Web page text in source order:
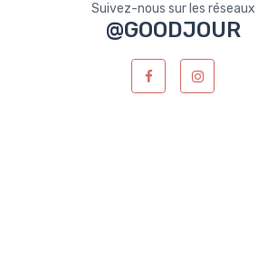
Suivez-nous sur les réseaux
@GOODJOUR